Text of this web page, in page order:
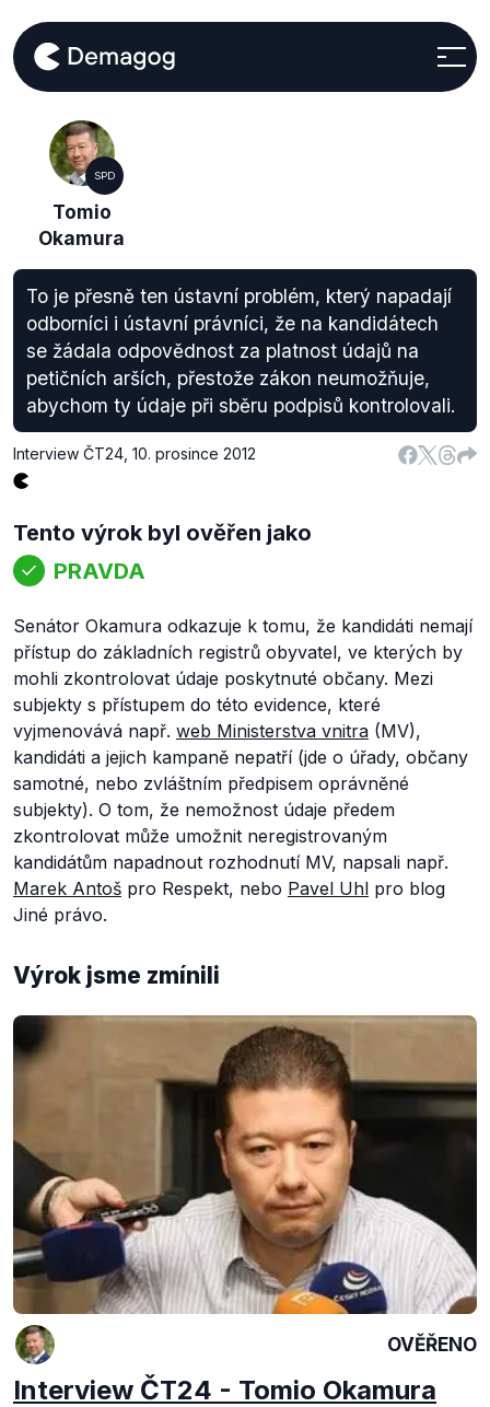
SPD
Tomio
Okamura
To je přesně ten ústavní problém, který napadají
odborníci i ústavní právníci, že na kandidátech
se žádala odpovědnost za platnost údajů na
petičních arších, přestože zákon neumožňuje,
abychom ty údaje při sběru podpisů kontrolovali.
Interview ČT24 10. prosince 2012
Tento výrok byl ověřen jako
PRAVDA
Senátor Okamura odkazuje k tomu, že kandidáti nemají
přístup do základních registrů obyvatel, ve kterých by
mohli zkontrolovat údaje poskytnuté občany. Mezi
subjekty s přístupem do této evidence, které
vyjmenovává např. web Ministerstva vnitra (MV),
kandidáti a jejich kampaně nepatří (jde o úřady, občany
samotné, nebo zvláštním předpisem oprávněné
subjekty). O tom, že nemožnost údaje předem
zkontrolovat může umožnit neregistrovaným
kandidátům napadnout rozhodnutí MV, napsali např.
Marek Antoš pro Respekt, nebo Pavel Uhl pro blog
Jiné právo.
Výrok jsme zmínili
OVĚŘENO
Interview ČT24 - Tomio Okamura